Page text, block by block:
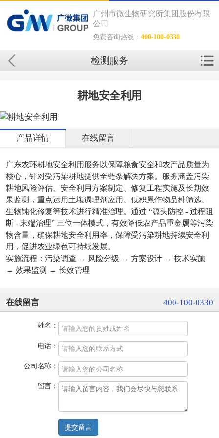
广州市微生物研究所集团股份有限
公司
免费咨询热线：400-100-0330
检测服务
耕地安全利用
产品详情 在线留言
广东农环耕地安全利用服务以保障粮食安全和农产品质量为
核心，针对受污染耕地提供全链条解决方案。服务涵盖污染
耕地风险评估、安全利用方案制定、修复工程实施及长期效
果监测，重点运用土壤调理剂应用、低积累作物品种筛选、
生物钝化修复等技术进行精准治理。通过 “源头防控- 过程阻
断- 末端治理” 三位一体模式，有效降低农产品重金属等污染
物含量，确保耕地安全利用率，保障受污染耕地持续安全利
用，促进农业绿色可持续发展。
实施流程：污染调查 → 风险分级 → 方案设计→ 技术实施
→ 效果监测 → 长效管理
在线留言 400-100-0330
姓名：
电话：
公司名称：
留言：